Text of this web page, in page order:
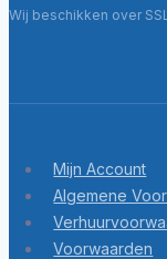
Wij beschikken over
Mijn Account
Algemene
Voorwaarden